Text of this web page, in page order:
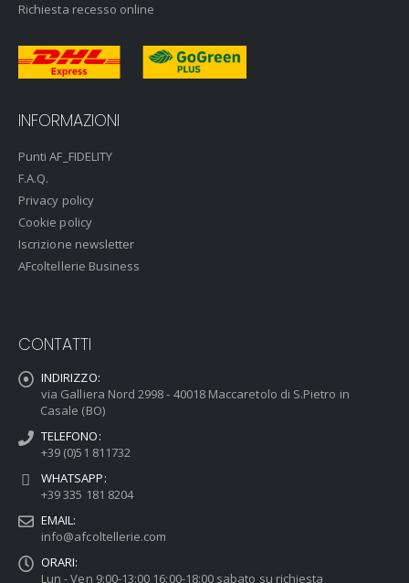
Richiesta recesso online
INFORMAZIONI
Punti AF_FIDELITY
F.A.Q.
Privacy policy
Cookie policy
Iscrizione newsletter
AFcoltellerie Business
CONTATTI
INDIRIZZO:
via Galliera Nord 2998 - 40018 Maccaretolo di S.Pietro in
Casale (BO)
TELEFONO:
+39 (0)51 811732
WHATSAPP:
+39 335 181 8204
EMAIL:
info@afcoltellerie.com
ORARI:
Lun - Ven 9:00-13:00 16:00-18:00 sabato su richiesta